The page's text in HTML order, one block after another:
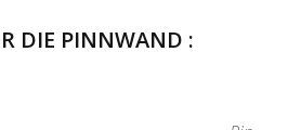
DIE PINNWAND :